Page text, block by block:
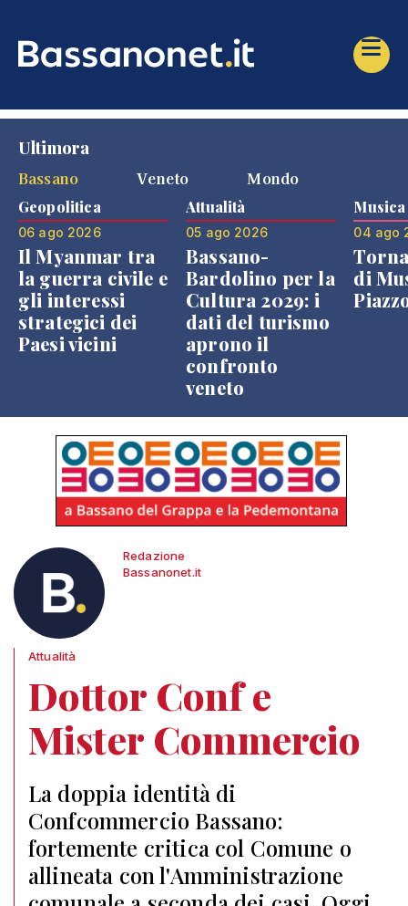
Ultimora
Bassano
Veneto Mondo
Geopolitica
06 ago 2026
Il Myanmar tra
la guerra civile e
gli interessi
strategici dei
Paesi vicini
Attualità
05 ago 2026
Bassano-
Bardolino per la
Cultura 2029: i
dati del turismo
aprono il
confronto
veneto
Musica
04 ago
di
Redazione
Bassanonet.it
Attualità
Dottor Conf e
Mister Commercio
La doppia identità di
Confcommercio Bassano:
fortemente critica col Comune o
allineata con l'Amministrazione